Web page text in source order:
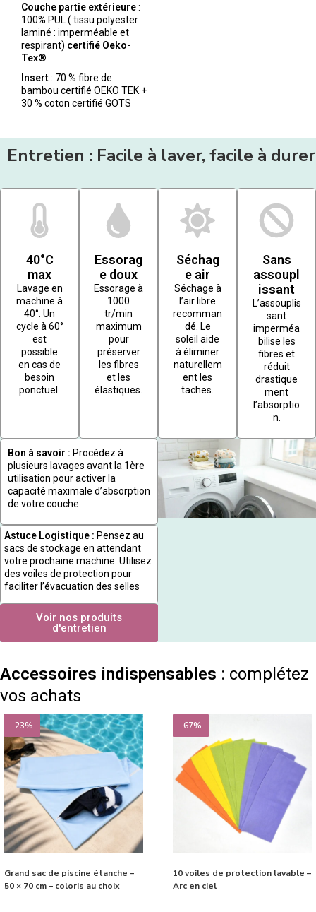
Couche partie extérieure:
100% PUL ( tissu polyester
laminé : imperméable et
respirant) certifié Oeko-
Tex®
Insert: 70 % fibre de
bambou certifié OEKO TEK +
30 % coton certifié GOTS
Entretien : Facile à laver, facile à durer
40°C
max
Lavage en
machine à
40°. Un
cycle à 60°
est
possible
en cas de
besoin
ponctuel.
Essorag
e doux
Essorage à
1000
tr/min
maximum
pour
préserver
les fibres
et les
élastiques.
Séchag
e air
Séchage à
l’air libre
recomman
dé. Le
soleil aide
à éliminer
naturellem
ent les
taches.
Sans
assoupl
issant
L’assouplis
sant
imperméa
bilise les
fibres et
réduit
drastique
ment
l’absorptio
n.
Bon à savoir : Procédez à
plusieurs lavages avant la 1ère
utilisation pour activer la
capacité maximale d’absorption
de votre couche
Astuce Logistique : Pensez au
sacs de stockage en attendant
votre prochaine machine. Utilisez
des voiles de protection pour
faciliter l’évacuation des selles
Voir nos produits
d'entretien
Accessoires indispensables : complétez
vos achats
-23%
Grand sac de piscine étanche –
50 × 70 cm – coloris au choix
-67%
10 voiles de protection lavable –
Arc en ciel